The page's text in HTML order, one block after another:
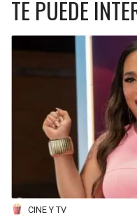
TE PUEDE
CINE Y TV